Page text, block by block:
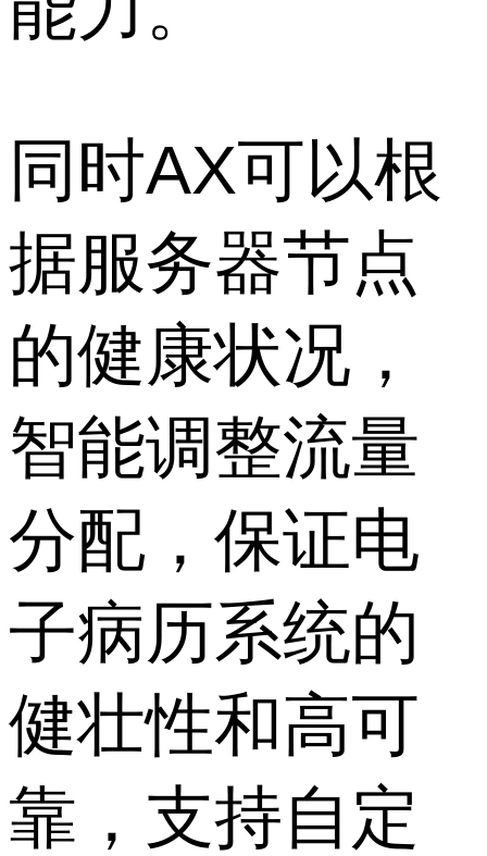
同时AX可以根
据服务器节点
的健康状况，
智能调整流量
分配，保证电
子病历系统的
健壮性和高可
靠，支持自定